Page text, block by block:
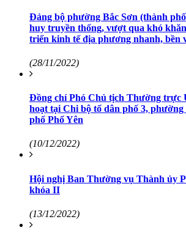
Đảng bộ phường Bắc Sơn (thành
huy truyền thống, vượt qua khó
triển kinh tế địa phương nhanh, bền
(28/11/2022)
Đồng chí Phó Chủ tịch Thường trực
hoạt tại Chi bộ tổ dân phố 3,
phố Phổ Yên
(10/12/2022)
Hội nghị Ban Thường vụ Thành ủy
khóa II
(13/12/2022)